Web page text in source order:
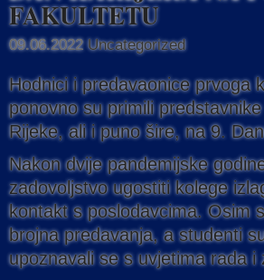
FAKULTETU
09.06.2022Uncategorized
Hodnici i predavaonice prvoga
ponovno su primili
Rijeke, ali i puno šire, na 9.
Nakon dvije pandemijske
zadovoljstvo ugostiti kolege
kontakt s poslodavcima. Osim
brojna predavanja, a studenti
upoznavali se s uvjetima rada i